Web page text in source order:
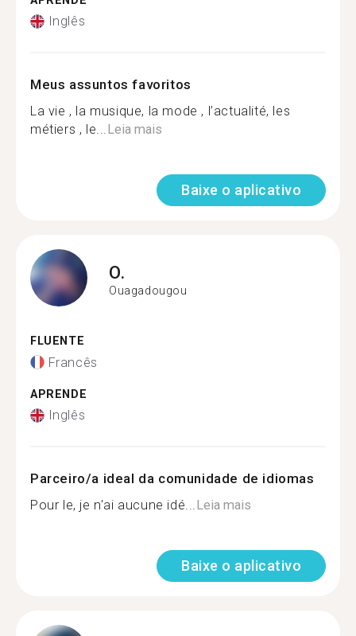
Inglês
Meus assuntos favoritos
La vie , la musique, la mode , l’actualité, les
métiers , le...Leia mais
Baixe o aplicativo
O.
Ouagadougou
FLUENTE
Francês
APRENDE
Inglês
Parceiro/a ideal da comunidade de idiomas
Pour le, je n'ai aucune idé...Leia mais
Baixe o aplicativo